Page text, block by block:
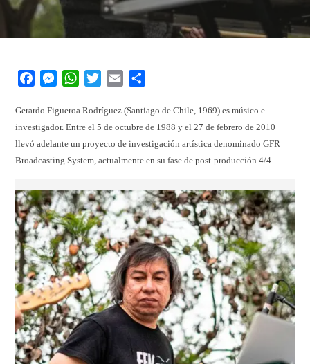
FacebookMessengerWhatsAppTwitterEmail
Gerardo Figueroa Rodríguez (Santiago de Chile, 1969) es músico e
investigador. Entre el 5 de octubre de 1988 y el 27 de febrero de 2010
llevó adelante un proyecto de investigación artística denominado GFR
Broadcasting System, actualmente en su fase de post-producción 4/4.